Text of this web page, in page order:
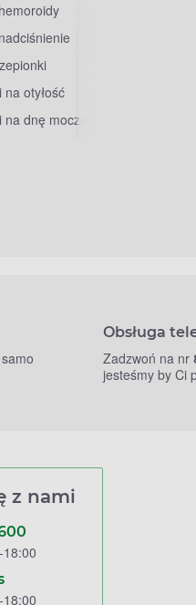
na otyłość
na dnę moczanową
Obsługa
Zadzwoń na nr
jesteśmy by Ci
z nami